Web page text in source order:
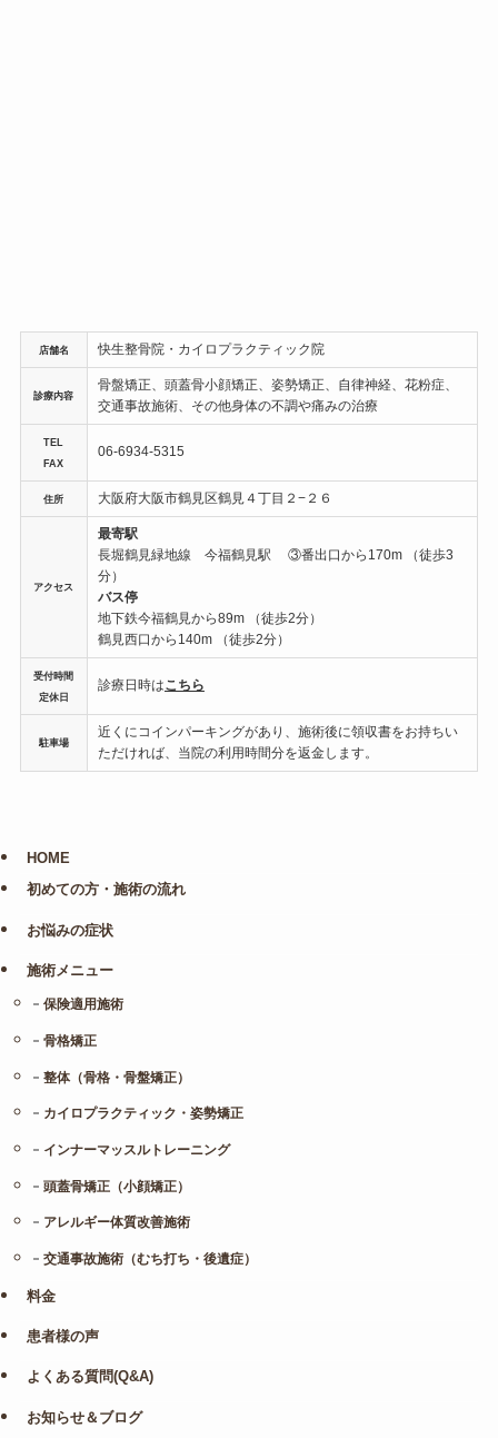
店舗名 快生整骨院・カイロプラクティック院
診療内容
骨盤矯正、頭蓋骨小顔矯正、姿勢矯正、自律神経、花粉症、
交通事故施術、その他身体の不調や痛みの治療
TEL
FAX
06-6934-5315
住所 大阪府大阪市鶴見区鶴見４丁目２−２６
アクセス
最寄駅
長堀鶴見緑地線 今福鶴見駅 ③番出口から170m （徒歩3
分）
バス停
地下鉄今福鶴見から89m （徒歩2分）
鶴見西口から140m （徒歩2分）
受付時間
定休日
診療日時はこちら
駐車場
近くにコインパーキングがあり、施術後に領収書をお持ちい
ただければ、当院の利用時間分を返金します。
HOME
初めての方・施術の流れ
お悩みの症状
施術メニュー
保険適用施術
骨格矯正
整体（骨格・骨盤矯正）
カイロプラクティック・姿勢矯正
インナーマッスルトレーニング
頭蓋骨矯正（小顔矯正）
アレルギー体質改善施術
交通事故施術（むち打ち・後遺症）
料金
患者様の声
よくある質問(Q&A)
お知らせ＆ブログ